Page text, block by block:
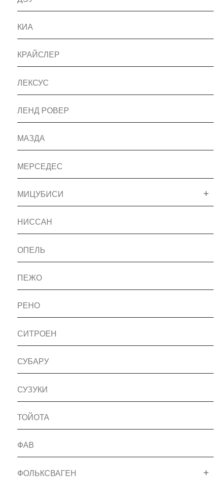
КИА
КРАЙСЛЕР
ЛЕКСУС
ЛЕНД РОВЕР
МАЗДА
МЕРСЕДЕС
МИЦУБИСИ
НИССАН
ОПЕЛЬ
ПЕЖО
РЕНО
СИТРОЕН
СУБАРУ
СУЗУКИ
ТОЙОТА
ФАВ
ФОЛЬКСВАГЕН